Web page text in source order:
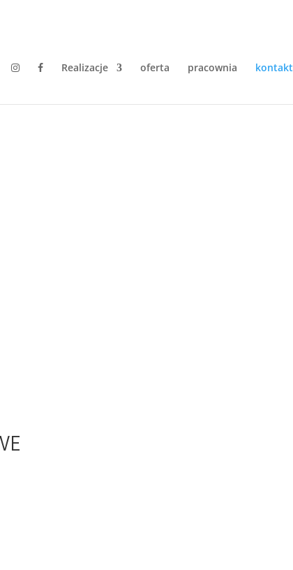
Realizacje oferta pracownia kontakt